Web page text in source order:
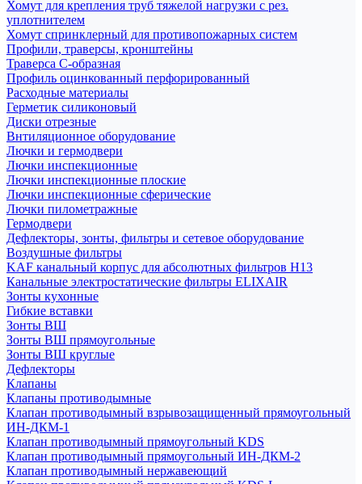
Хомут для крепления труб тяжелой нагрузки с рез.
уплотнителем
Хомут спринклерный для противопожарных систем
Профили, траверсы, кронштейны
Траверса С-образная
Профиль оцинкованный перфорированный
Расходные материалы
Герметик силиконовый
Диски отрезные
Внтиляционное оборудование
Лючки и гермодвери
Лючки инспекционные
Лючки инспекционные плоские
Лючки инспекционные сферические
Лючки пилометражные
Гермодвери
Дефлекторы, зонты, фильтры и сетевое оборудование
Воздушные фильтры
KAF канальный корпус для абсолютных фильтров H13
Канальные электростатические фильтры ELIXAIR
Зонты кухонные
Гибкие вставки
Зонты ВШ
Зонты ВШ прямоугольные
Зонты ВШ круглые
Дефлекторы
Клапаны
Клапаны противодымные
Клапан противодымный взрывозащищенный прямоугольный
ИН-ДКМ-1
Клапан противодымный прямоугольный KDS
Клапан противодымный прямоугольный ИН-ДКМ-2
Клапан противодымный нержавеющий